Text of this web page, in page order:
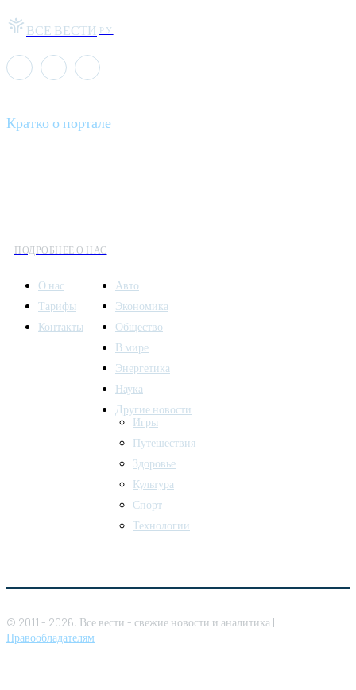
ВСЕ ВЕСТИ РУ
Кратко о портале
ПОДРОБНЕЕ О НАС
О нас
Тарифы
Контакты
Авто
Экономика
Общество
В мире
Энергетика
Наука
Другие новости
Игры
Путешествия
Здоровье
Культура
Спорт
Технологии
© 2011 - 2026, Все вести - свежие новости и аналитика |
Правообладателям